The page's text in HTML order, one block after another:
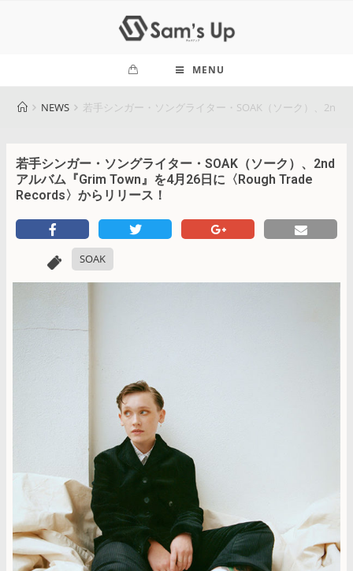
MENU
NEWS 若手シンガー・ソングライター・SOAK（ソーク）、2nd
若手シンガー・ソングライター・SOAK（ソーク）、2nd
アルバム『Grim Town』を4月26日に〈Rough Trade
Records〉からリリース！
SOAK